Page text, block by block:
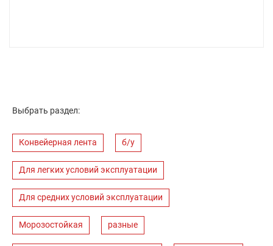
Выбрать раздел:
Конвейерная лента б/у
Для легких условий эксплуатации
Для средних условий эксплуатации
Морозостойкая разные